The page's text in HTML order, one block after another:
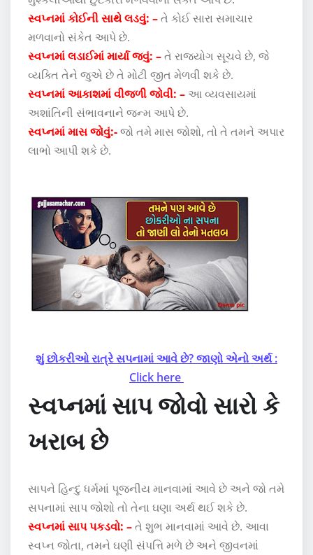
સ્વપ્નમાં કોઈની સાથે લડવું: –તે કોઈ સારા સમાચાર
મળવાનો સંકેત આપે છે.
સ્વપ્નમાં લડાઈમાં માર્યા જવું: –તે રાજયોગ સૂચવે છે, જે
વ્યક્તિ તેને જુએ છે તે મોટી જીત મેળવી શકે છે.
સ્વપ્નમાં આકાશમાં વીજળી જોવી: – આ વ્યવસાયમાં
અશાંતિની સંભાવનાને જન્મ આપે છે.
સ્વપ્નમાં માસ જોવું:-જો તમે માસ જોશો, તો તે તમને અપાર
લાભો આપી શકે છે.
શું છોકરીઓ રાત્રે સપનામાં આવે છે? જાણો એનો અર્થ :
Click here
સ્વપ્નમાં સાપ જોવો સારો કે
ખરાબ છે
સાપને હિન્દુ ધર્મમાં પૂજનીય માનવામાં આવે છે અને જો તમે
સપનામાં સાપ જોશો તો તેના ઘણા અર્થ થઈ શકે છે.
સ્વપ્નમાં સાપ પકડવો: –તે શુભ માનવામાં આવે છે. આવા
સ્વપ્ન જોતા, તમને ઘણી સંપત્તિ મળે છે અને જીવનમાં